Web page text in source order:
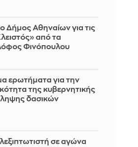
Δήμος Αθηναίων για τις
από τα
Φινόπουλου
ερωτήματα για την
της κυβερνητικής
δασικών
σε αγώνα